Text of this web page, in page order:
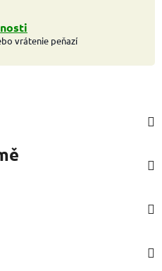
vrátenie peňazí